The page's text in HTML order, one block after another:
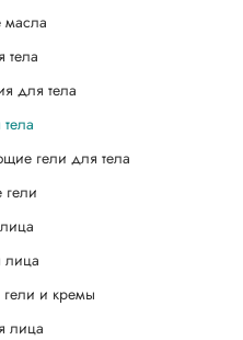
тела
для тела
гели для тела
гели
лица
и кремы
лица